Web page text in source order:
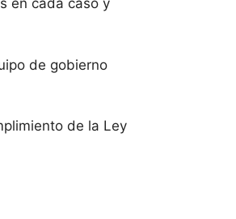
en cada caso y
de gobierno
de la Ley